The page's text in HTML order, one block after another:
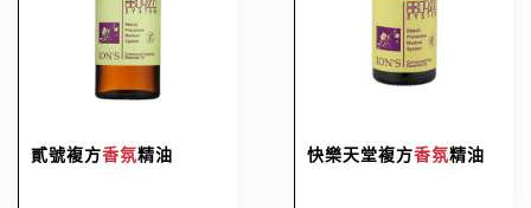
貳號複方香氛精油 快樂天堂複方香氛精油